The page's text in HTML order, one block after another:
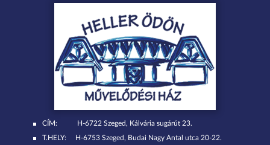
CÍM:
H-6722 Szeged, Kálvária sugárút 23.
T.HELY:
H-6753 Szeged, Budai Nagy Antal utca 20-22.